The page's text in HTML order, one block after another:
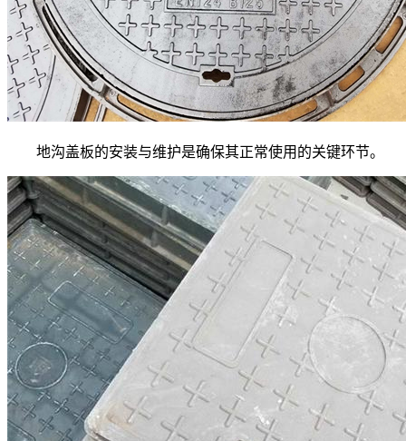
地沟盖板的安装与维护是确保其正常使用的关键环节。